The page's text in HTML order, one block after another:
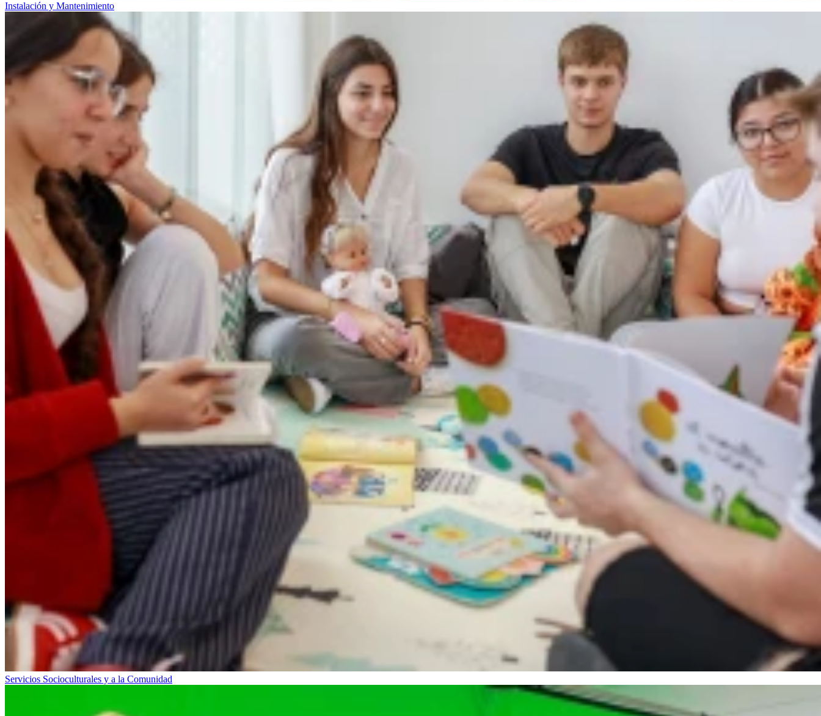
Instalación y Mantenimiento
Servicios Socioculturales y a la Comunidad